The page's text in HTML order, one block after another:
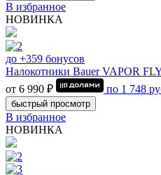
В избранное
НОВИНКА
до +359 бонусов
Налокотники Bauer VAPOR
от 6 990 ₽
по 1 748
быстрый просмотр
В избранное
НОВИНКА